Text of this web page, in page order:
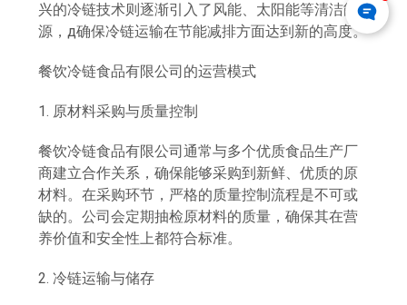
兴的冷链技术则逐渐引入了风能、太阳能等清洁能
源，д确保冷链运输在节能减排方面达到新的高度。
餐饮冷链食品有限公司的运营模式
1. 原材料采购与质量控制
餐饮冷链食品有限公司通常与多个优质食品生产厂
商建立合作关系，确保能够采购到新鲜、优质的原
材料。在采购环节，严格的质量控制流程是不可或
缺的。公司会定期抽检原材料的质量，确保其在营
养价值和安全性上都符合标准。
2. 冷链运输与储存